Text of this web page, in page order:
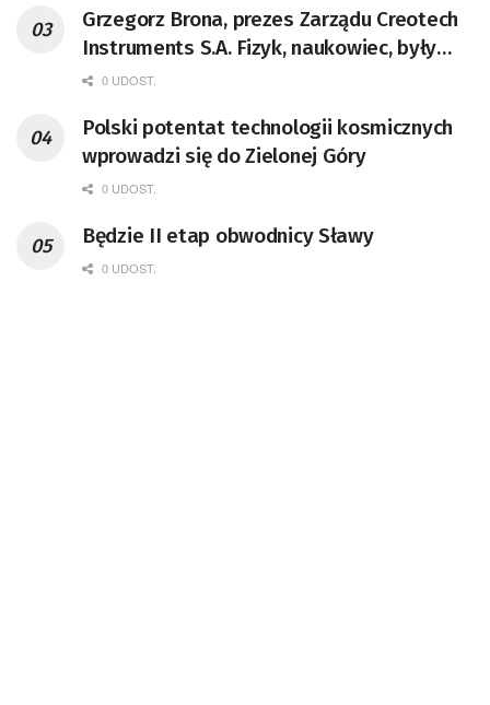
Grzegorz Brona, prezes Zarządu Creotech
Instruments S.A. Fizyk, naukowiec, były
pracownik CERN w Genewie,
doktor habilitowany nauk fizycznych,
koordynator Rady Sektorowej ds.
Kompetencji Przemysłu Lotniczo-
Badań Kosmicznych i Satelitarnych PAN.
0 UDOST.
Polski potentat technologii kosmicznych
wprowadzi się do Zielonej Góry
0 UDOST.
Będzie II etap obwodnicy Sławy
0 UDOST.